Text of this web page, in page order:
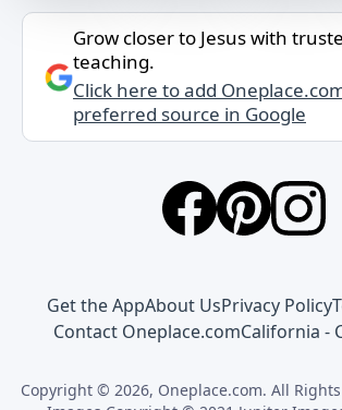
Grow closer to Jesus with
teaching.
Click here to add
preferred source in Google
Get the AppAbout UsPrivacy Policy
Contact Oneplace.comCalifornia -
Copyright © 2026, Oneplace.com. All